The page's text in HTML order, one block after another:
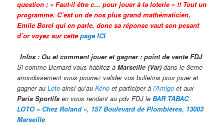
question ; « Faut-il être c… pour jouer à la loterie » !! Tout un
programme. C’est un de nos plus grand mathématicien,
Emile Borel qui en parle, donc sa réponse vaut son pesant
d’or voyez sur cettepage ICI
Infos : Ou et comment jouer et gagner : point de vente FDJ
Si comme Bernard vous habitez àMarseille (Var) dans le 3eme
arrondissement vous pourrez valider vos bulletins pour jouer et
gagner auLoto ainsi qu’auKéno et participer àl’Amigo et aux
Paris Sportifs en vous rendant au pdv FDJ leBAR TABAC
LOTO « Chez Roland », 157 Boulevard de Plombières, 13003
Marseille